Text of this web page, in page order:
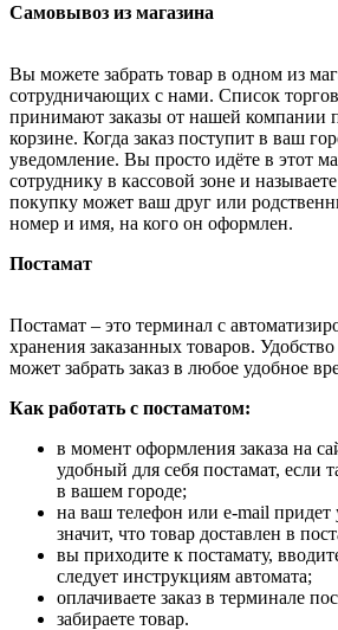
Самовывоз из магазина
Вы можете забрать товар в одном из
сотрудничающих с нами. Список
принимают заказы от нашей компании
корзине. Когда заказ поступит в ваш
уведомление. Вы просто идёте в этот
сотруднику в кассовой зоне и
покупку может ваш друг или
номер и имя, на кого он оформлен.
Постамат
Постамат – это терминал с
хранения заказанных товаров.
может забрать заказ в любое удобное
Как работать с постаматом:
в момент оформления заказа на
удобный для себя постамат, если
в вашем городе;
на ваш телефон или e-mail придет
значит, что товар доставлен в
вы приходите к постамату,
следует инструкциям автомата;
оплачиваете заказ в терминале
забираете товар.